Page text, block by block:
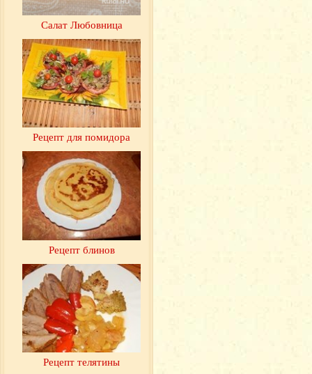
Салат Любовница
Рецепт для помидора
Рецепт блинов
Рецепт телятины